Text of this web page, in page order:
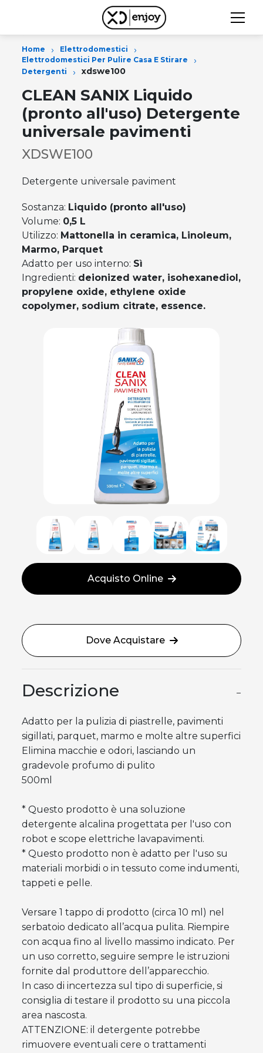
Home › Elettrodomestici ›
Elettrodomestici Per Pulire Casa E Stirare ›
Detergenti › xdswe100
CLEAN SANIX Liquido
(pronto all'uso) Detergente
universale pavimenti
XDSWE100
Detergente universale paviment
Sostanza: Liquido (pronto all'uso)
Volume: 0,5 L
Utilizzo: Mattonella in ceramica, Linoleum,
Marmo, Parquet
Adatto per uso interno: Sì
Ingredienti: deionized water, isohexanediol,
propylene oxide, ethylene oxide
copolymer, sodium citrate, essence.
Acquisto Online
Dove Acquistare
Descrizione −
Adatto per la pulizia di piastrelle, pavimenti
sigillati, parquet, marmo e molte altre superfici
Elimina macchie e odori, lasciando un
gradevole profumo di pulito
500ml
* Questo prodotto è una soluzione
detergente alcalina progettata per l'uso con
robot e scope elettriche lavapavimenti.
* Questo prodotto non è adatto per l'uso su
materiali morbidi o in tessuto come indumenti,
tappeti e pelle.
Versare 1 tappo di prodotto (circa 10 ml) nel
serbatoio dedicato all’acqua pulita. Riempire
con acqua fino al livello massimo indicato. Per
un uso corretto, seguire sempre le istruzioni
fornite dal produttore dell’apparecchio.
In caso di incertezza sul tipo di superficie, si
consiglia di testare il prodotto su una piccola
area nascosta.
ATTENZIONE: il detergente potrebbe
rimuovere eventuali cere o trattamenti